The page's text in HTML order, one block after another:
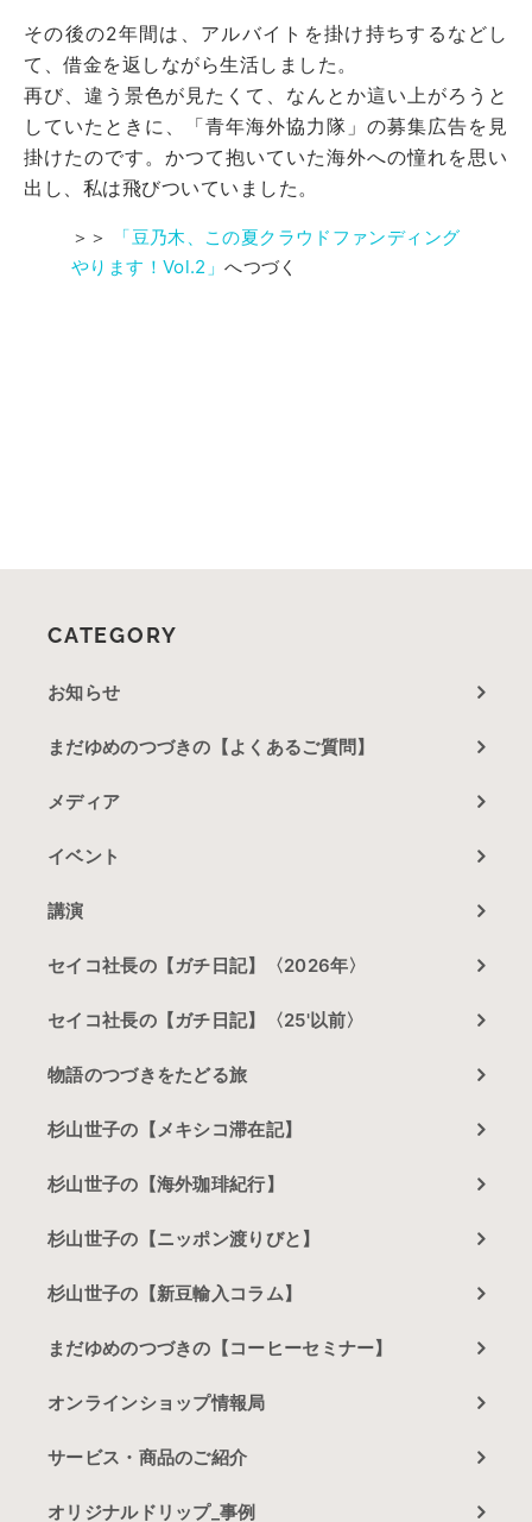
その後の2年間は、アルバイトを掛け持ちするなどし
て、借金を返しながら生活しました。
再び、違う景色が見たくて、なんとか這い上がろうと
していたときに、「青年海外協力隊」の募集広告を見
掛けたのです。かつて抱いていた海外への憧れを思い
出し、私は飛びついていました。
＞＞
「豆乃木、この夏クラウドファンディング
やります！Vol.2」へつづく
CATEGORY
お知らせ
まだゆめのつづきの【よくあるご質問】
メディア
イベント
講演
セイコ社長の【ガチ日記】〈2026年〉
セイコ社長の【ガチ日記】〈25'以前〉
物語のつづきをたどる旅
杉山世子の【メキシコ滞在記】
杉山世子の【海外珈琲紀行】
杉山世子の【ニッポン渡りびと】
杉山世子の【新豆輸入コラム】
まだゆめのつづきの【コーヒーセミナー】
オンラインショップ情報局
サービス・商品のご紹介
オリジナルドリップ_事例